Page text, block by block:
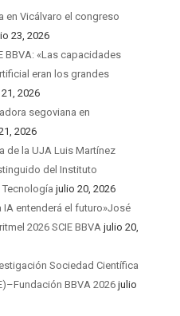
en Vicálvaro el congreso
23, 2026
BBVA: «Las capacidades
eran los grandes
2026
segoviana en
2026
de la UJA Luis Martínez
del Instituto
Tecnología julio 20, 2026
IA entenderá el futuro»José
2026 SCIE BBVA julio 20,
Sociedad Científica
BBVA 2026 julio